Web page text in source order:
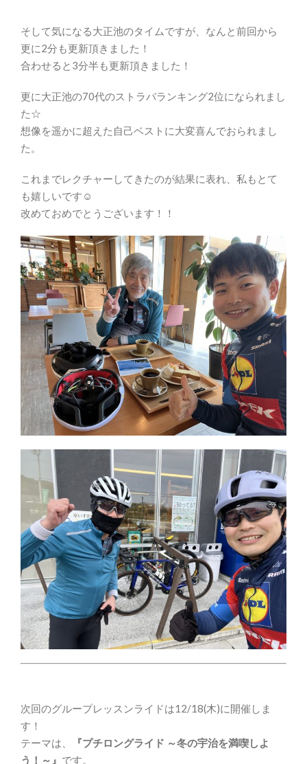
そして気になる大正池のタイムですが、なんと前回から
更に2分も更新頂きました！
合わせると3分半も更新頂きました！
更に大正池の70代のストラバランキング2位になられまし
た☆
想像を遥かに超えた自己ベストに大変喜んでおられまし
た。
これまでレクチャーしてきたのが結果に表れ、私もとて
も嬉しいです☺
改めておめでとうございます！！
次回のグループレッスンライドは12/18(木)に開催しま
す！
テーマは、
『プチロングライド ～冬の宇治を満喫しよ
う！～』 です。